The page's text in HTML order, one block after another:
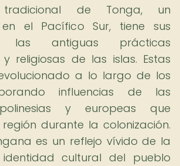
de Tonga, un
el Pacífico Sur, tiene sus
antiguas prácticas
y religiosas de las islas. Estas
a lo largo de los
influencias de las
y europeas que
durante la colonización.
es un reflejo vívido de la
cultural del pueblo